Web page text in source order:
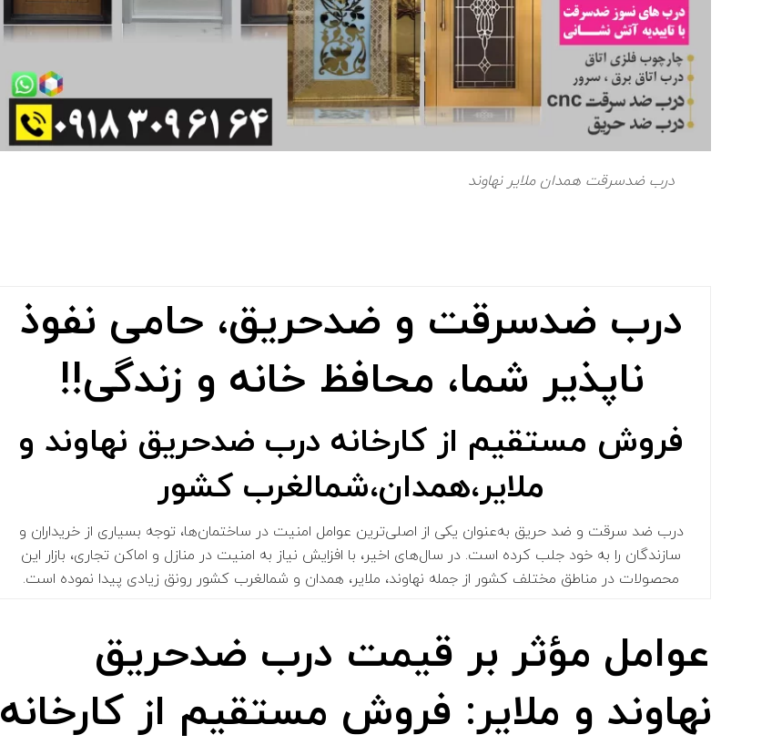
درب ضدسرقت همدان ملایر نهاوند
درب ضدسرقت و ضدحریق، حامی نفوذ
ناپذیر شما، محافظ خانه و زندگی!!
فروش مستقیم از کارخانه درب ضدحریق نهاوند و
ملایر،همدان،شمالغرب کشور
درب‌ ضد سرقت و ضد حریق به‌عنوان یکی از اصلی‌ترین عوامل امنیت در ساختمان‌ها، توجه بسیاری از خریداران و
سازندگان را به خود جلب کرده است. در سال‌های اخیر، با افزایش نیاز به امنیت در منازل و اماکن تجاری، بازار این
محصولات در مناطق مختلف کشور از جمله نهاوند، ملایر، همدان و شمالغرب کشور رونق زیادی پیدا نموده است.
عوامل مؤثر بر قیمت درب ضدحریق
نهاوند و ملایر: فروش مستقیم از کارخانه